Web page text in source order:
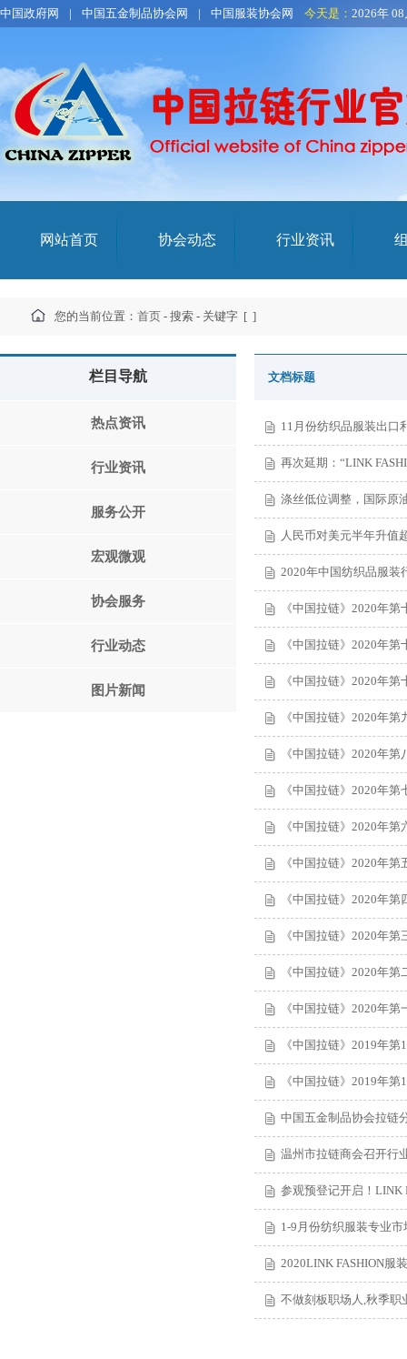
中国政府网 | 中国五金制品协会网 | 中国服装协会网 今天是： 2026年
网站首页 协会动态 行业资讯
您的当前位置： 首页 - 搜索 - 关键字 [ ]
栏目导航
热点资讯
行业资讯
服务公开
宏观微观
协会服务
行业动态
图片新闻
文档标题
11月份纺织品服装出口
再次延期：“LINK
涤丝低位调整，国际原
人民币对美元半年升值
2020年中国纺织品服装
《中国拉链》2020年第
《中国拉链》2020年第
《中国拉链》2020年第
《中国拉链》2020年第
《中国拉链》2020年第
《中国拉链》2020年第
《中国拉链》2020年第
《中国拉链》2020年第
《中国拉链》2020年第
《中国拉链》2020年第
《中国拉链》2020年第
《中国拉链》2020年第
《中国拉链》2019年第
《中国拉链》2019年第
中国五金制品协会拉链
温州市拉链商会召开行
参观预登记开启！LINK
1-9月份纺织服装专业
2020LINK FASHION服
不做刻板职场人,秋季职